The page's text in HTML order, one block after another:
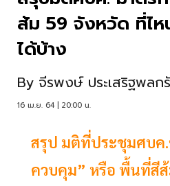
ส้ม 59 จังหวัด ที่ไห
ได้บ้าง
By จีรพงษ์ ประเสริฐพลก
16 เม.ย. 64 | 20:00 น.
สรุป มติที่ประชุมศบ
ควบคุม” หรือ พื้นที่สีส้